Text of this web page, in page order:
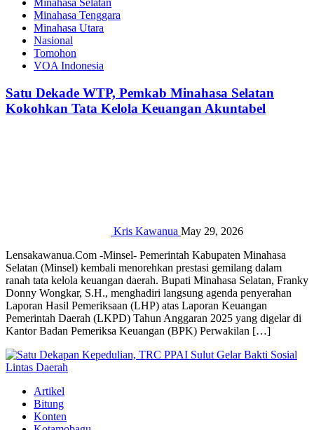
Minahasa Selatan
Minahasa Tenggara
Minahasa Utara
Nasional
Tomohon
VOA Indonesia
Satu Dekade WTP, Pemkab Minahasa Selatan
Kokohkan Tata Kelola Keuangan Akuntabel‎
Kris Kawanua May 29, 2026
Lensakawanua.Com -Minsel- Pemerintah Kabupaten Minahasa
Selatan (Minsel) kembali menorehkan prestasi gemilang dalam
ranah tata kelola keuangan daerah. Bupati Minahasa Selatan, Franky
Donny Wongkar, S.H., menghadiri langsung agenda penyerahan
Laporan Hasil Pemeriksaan (LHP) atas Laporan Keuangan
Pemerintah Daerah (LKPD) Tahun Anggaran 2025 yang digelar di
Kantor Badan Pemeriksa Keuangan (BPK) Perwakilan […]
Artikel
Bitung
Konten